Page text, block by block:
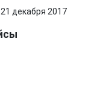
декабря 2017